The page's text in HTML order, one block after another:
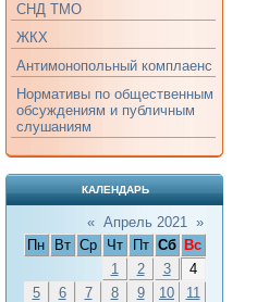
СНД ТМО
ЖКХ
Антимонопольный комплаенс
Нормативы по общественным
обсуждениям и публичным
слушаниям
КАЛЕНДАРЬ
« Апрель 2021 »
Пн
Вт Ср Чт Пт Сб
Вс
1
2 3
4
5
6 7 8 9 10
11